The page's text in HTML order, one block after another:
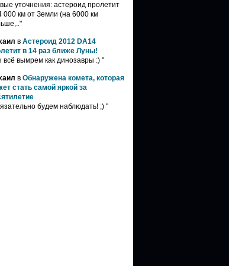
уточнения: астероид пролетит
000 км от Земли (на 6000 км
в Астероид 2012 DA14
в 14 раз ближе Луны!
вымрем как динозавры :) "
в Обнаружена комета, которая
стать самой яркой за
будем наблюдать! ;) "